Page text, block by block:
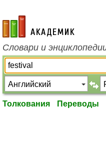
academic.ru
Словари и
Толкования Переводы